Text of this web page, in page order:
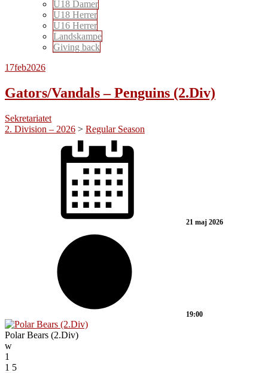
U18 Damer
U18 Herrer
U16 Herrer
Landskampe
Giving back
17feb2026
Gators/Vandals – Penguins (2.Div)
Sekretariatet
2. Division – 2026 > Regular Season
21 maj 2026
19:00
Polar Bears (2.Div)
w
1
1 5